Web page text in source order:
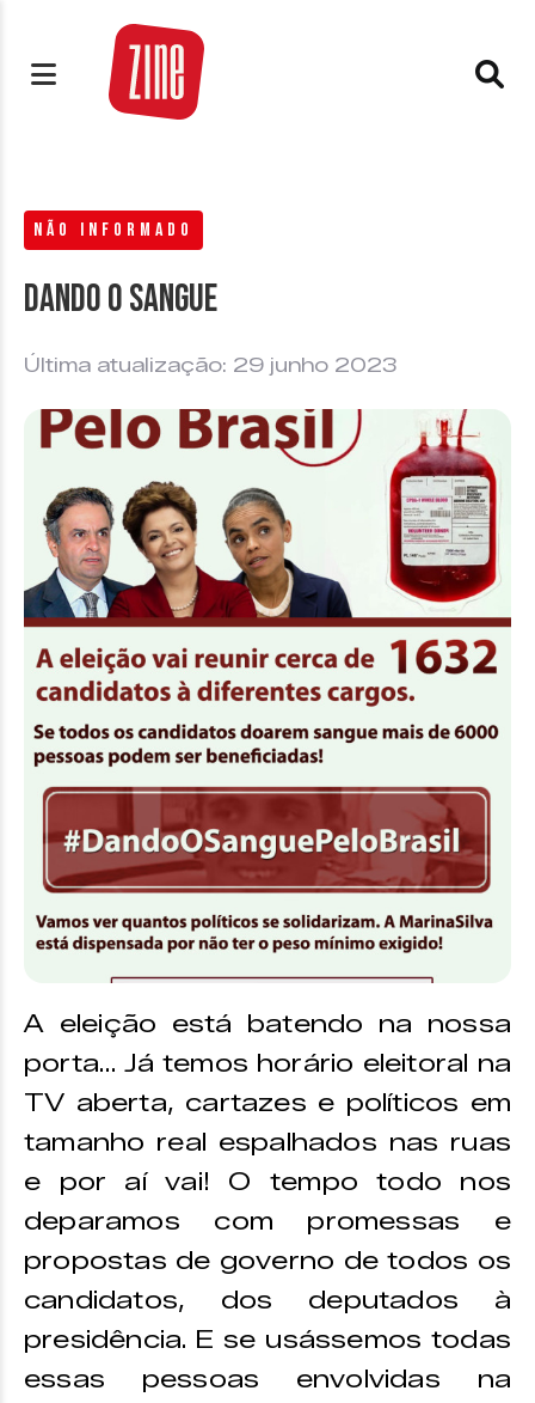
NÃO INFORMADO
Dando o sangue
Última atualização: 29 junho 2023
A eleição está batendo na nossa
porta… Já temos horário eleitoral na
TV aberta, cartazes e políticos em
tamanho real espalhados nas ruas
e por aí vai! O tempo todo nos
deparamos com promessas e
propostas de governo de todos os
candidatos, dos deputados à
presidência. E se usássemos todas
essas pessoas envolvidas na